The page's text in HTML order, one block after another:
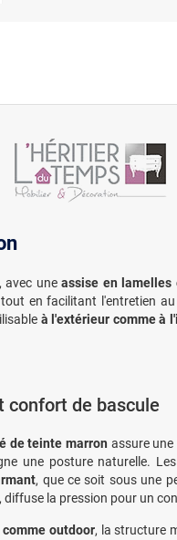
avec uneassise en lamelles
en facilitant l'entretien
à l'extérieur comme à
confort de bascule
de teinte marron assure
une posture naturelle. Les
, que ce soit sous une
diffuse la pression pour un
outdoor, la structure